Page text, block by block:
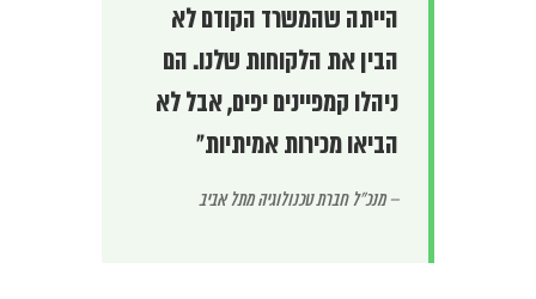
הייתה שהמשרד הקודם לא
הבין את הלקוחות שלנו. הם
ניהלו קמפיינים יפים, אבל לא
הביאו מכירות אמיתיות”
– מנכ”ל חברת טכנולוגיה מתל אביב